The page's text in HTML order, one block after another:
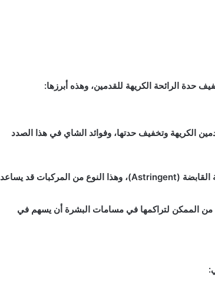
حدة الرائحة الكريهة للقدمين، وهذه أبرزها:
الكريهة وتخفيف حدتها، وفوائد الشاي في هذا الصدد
حمض العفص (Tannic acid) والذي يعد من المركبات الطبيعية القابضة (Astringent)، وهذا النوع من المركبات قد يساعد
من الممكن لتراكمها في مسامات البشرة أن يسهم في